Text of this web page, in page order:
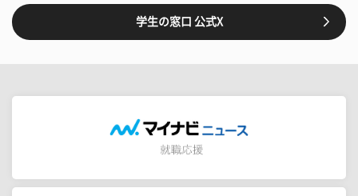
学生の窓口 公式X